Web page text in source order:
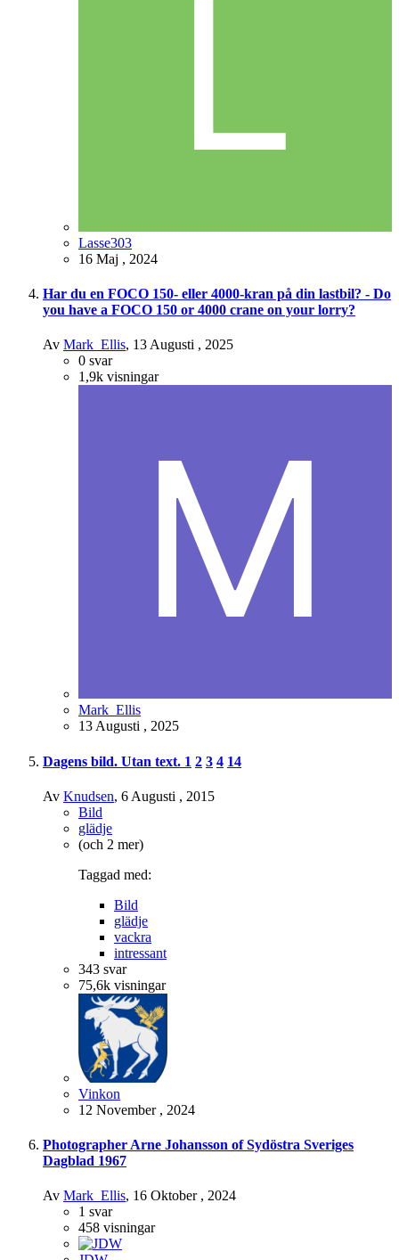
Lasse303
16 Maj , 2024
Har du en FOCO 150- eller 4000-kran på din lastbil? - Do
you have a FOCO 150 or 4000 crane on your lorry?
Av Mark_Ellis, 13 Augusti , 2025
0 svar
1,9k visningar
Mark_Ellis
13 Augusti , 2025
Dagens bild. Utan text. 1 2 3 4 14
Av Knudsen, 6 Augusti , 2015
Bild
glädje
(och 2 mer)
Taggad med:
Bild
glädje
vackra
intressant
343 svar
75,6k visningar
Vinkon
12 November , 2024
Photographer Arne Johansson of Sydöstra Sveriges
Dagblad 1967
Av Mark_Ellis, 16 Oktober , 2024
1 svar
458 visningar